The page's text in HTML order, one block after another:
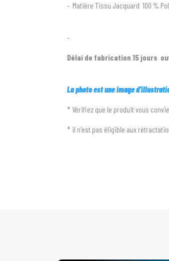
- Matière Tissu Jacquard 100 %
-
Délai de fabrication 15 jours
La photo est une image
* Vérifiez que le produit vous
* il n'est pas éligible aux